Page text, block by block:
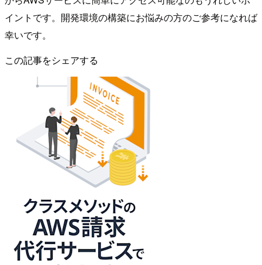
イントです。開発環境の構築にお悩みの方のご参考になれば
幸いです。
この記事をシェアする